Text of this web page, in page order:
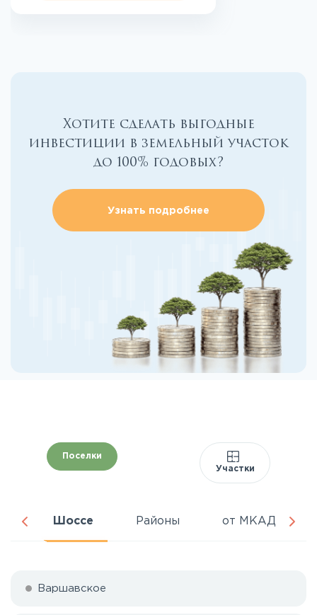
Хотите сделать выгодные
инвестиции в земельный участок
до 100% годовых?
Узнать подробнее
Поселки
Участки
Шоссе Районы от МКАД
Варшавское